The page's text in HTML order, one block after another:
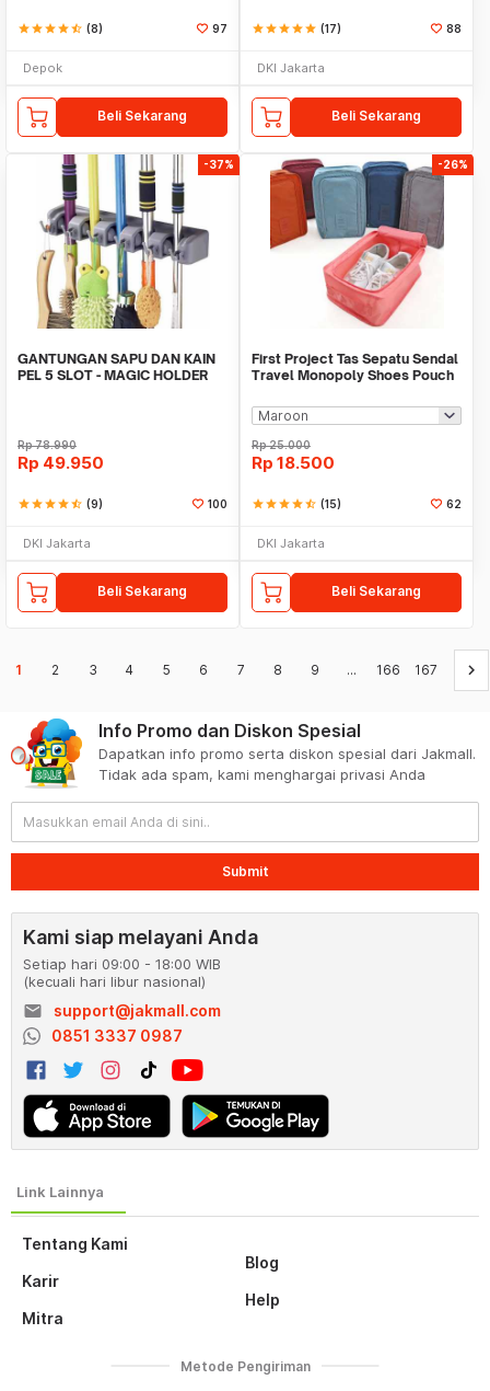
starstarstarstarstar_half (8) 97
Depok
Beli Sekarang
starstarstarstarstar (17) 88
DKI Jakarta
Beli Sekarang
-37%
GANTUNGAN SAPU DAN KAIN
PEL 5 SLOT - MAGIC HOLDER
Rp78.990
Rp 49.950
starstarstarstarstar_half (9) 100
DKI Jakarta
Beli Sekarang
-26%
First Project Tas Sepatu Sendal
Travel Monopoly Shoes Pouch
Rp25.000
Rp 18.500
starstarstarstarstar_half (15) 62
DKI Jakarta
Beli Sekarang
1 2 3 4 5 6 7 8 9 ... 166 167 keyboard_arrow_right
Tentang Kami
Karir
Mitra
Blog
Help
Info Promo dan Diskon Spesial
Dapatkan info promo serta diskon spesial dari Jakmall.
Tidak ada spam, kami menghargai privasi Anda
Submit
Kami siap melayani Anda
Setiap hari 09:00 - 18:00 WIB
(kecuali hari libur nasional)
email
support@jakmall.com
0851 3337 0987
Metode Pengiriman